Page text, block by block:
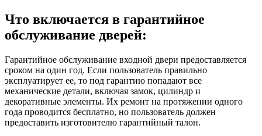
Что включается в гарантийное
обслуживание дверей:
Гарантийное обслуживание входной двери предоставляется
сроком на один год. Если пользователь правильно
эксплуатирует ее, то под гарантию попадают все
механические детали, включая замок, цилиндр и
декоративные элементы. Их ремонт на протяжении одного
года проводится бесплатно, но пользователь должен
предоставить изготовителю гарантийный талон.